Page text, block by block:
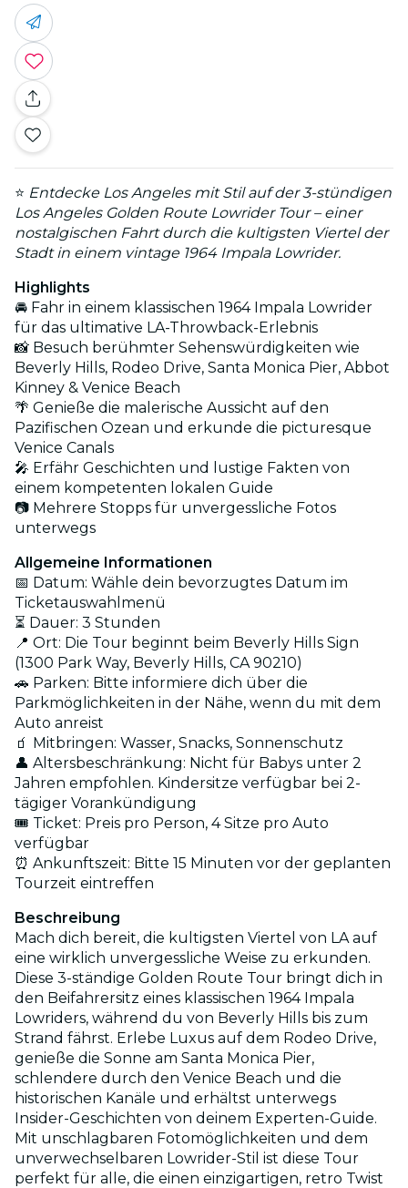
⭐ Entdecke Los Angeles mit Stil auf der 3-stündigen
Los Angeles Golden Route Lowrider Tour – einer
nostalgischen Fahrt durch die kultigsten Viertel der
Stadt in einem vintage 1964 Impala Lowrider.
Highlights
🚘 Fahr in einem klassischen 1964 Impala Lowrider
für das ultimative LA-Throwback-Erlebnis
📸 Besuch berühmter Sehenswürdigkeiten wie
Beverly Hills, Rodeo Drive, Santa Monica Pier, Abbot
Kinney & Venice Beach
🌴 Genieße die malerische Aussicht auf den
Pazifischen Ozean und erkunde die picturesque
Venice Canals
🎤 Erfähr Geschichten und lustige Fakten von
einem kompetenten lokalen Guide
📷 Mehrere Stopps für unvergessliche Fotos
unterwegs
Allgemeine Informationen
📅 Datum: Wähle dein bevorzugtes Datum im
Ticketauswahlmenü
⏳ Dauer: 3 Stunden
📍 Ort: Die Tour beginnt beim Beverly Hills Sign
(1300 Park Way, Beverly Hills, CA 90210)
🚗 Parken: Bitte informiere dich über die
Parkmöglichkeiten in der Nähe, wenn du mit dem
Auto anreist
🧃 Mitbringen: Wasser, Snacks, Sonnenschutz
👤 Altersbeschränkung: Nicht für Babys unter 2
Jahren empfohlen. Kindersitze verfügbar bei 2-
tägiger Vorankündigung
🎟️ Ticket: Preis pro Person, 4 Sitze pro Auto
verfügbar
⏰ Ankunftszeit: Bitte 15 Minuten vor der geplanten
Tourzeit eintreffen
Beschreibung
Mach dich bereit, die kultigsten Viertel von LA auf
eine wirklich unvergessliche Weise zu erkunden.
Diese 3-ständige Golden Route Tour bringt dich in
den Beifahrersitz eines klassischen 1964 Impala
Lowriders, während du von Beverly Hills bis zum
Strand fährst. Erlebe Luxus auf dem Rodeo Drive,
genieße die Sonne am Santa Monica Pier,
schlendere durch den Venice Beach und die
historischen Kanäle und erhältst unterwegs
Insider-Geschichten von deinem Experten-Guide.
Mit unschlagbaren Fotomöglichkeiten und dem
unverwechselbaren Lowrider-Stil ist diese Tour
perfekt für alle, die einen einzigartigen, retro Twist